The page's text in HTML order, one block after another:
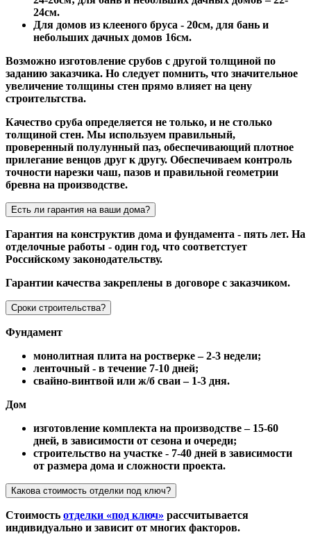
24см.
Для домов из клееного бруса - 20см, для бань и
небольших дачных домов 16см.
Возможно изготовление срубов с другой толщиной по
заданию заказчика. Но следует помнить, что значительное
увеличение толщины стен прямо влияет на цену
строительтства.
Качество сруба определяется не только, и не столько
толщиной стен. Мы используем правильный,
проверенный полулунный паз, обеспечивающий плотное
прилегание венцов друг к другу. Обеспечиваем контроль
точности нарезки чаш, пазов и правильной геометрии
бревна на производстве.
Есть ли гарантия на ваши дома?
Гарантия на конструктив дома и фундамента - пять лет. На
отделочные работы - один год, что соответстует
Российскому законодательству.
Гарантии качества закреплены в договоре с заказчиком.
Сроки строительства?
Фундамент
монолитная плита на ростверке – 2-3 недели;
ленточный - в течение 7-10 дней;
свайно-винтвой или ж/б сваи – 1-3 дня.
Дом
изготовление комплекта на производстве – 15-60
дней, в зависимости от сезона и очереди;
строительство на участке - 7-40 дней в зависимости
от размера дома и сложности проекта.
Какова стоимость отделки под ключ?
Стоимость отделки «под ключ» рассчитывается
индивидуально и зависит от многих факторов.